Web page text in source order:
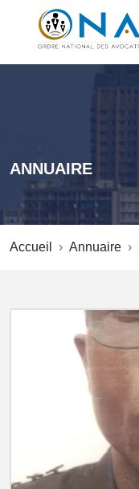
ANNUAIRE
Accueil Annuaire